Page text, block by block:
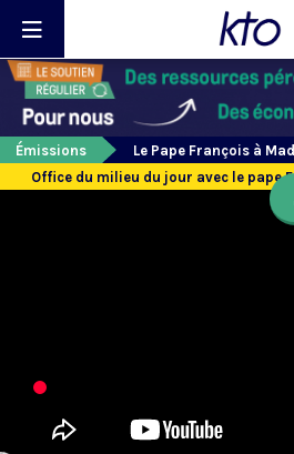
Émissions
Le Pape François à
Office du milieu du jour avec le pape